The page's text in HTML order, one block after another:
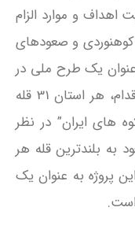
اهداف و موارد الزام
فدراسیون کوهنوردی و صعودهای
یک طرح ملی در
نظر گرفته شده است. بر اساس این اقدام، هر استان 31 قله
های ایران” در نظر
بلندترین قله هر
پروژه به عنوان یک